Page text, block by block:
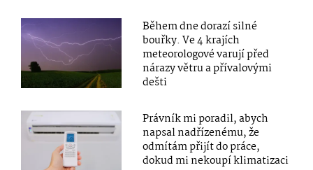
Během dne dorazí silné
bouřky. Ve 4 krajích
meteorologové varují před
nárazy větru a přívalovými
dešti
Právník mi poradil, abych
napsal nadřízenému, že
odmítám přijít do práce,
dokud mi nekoupí klimatizaci